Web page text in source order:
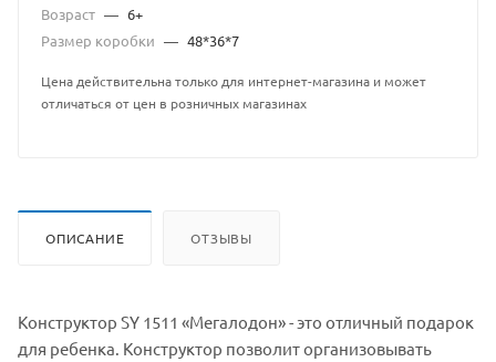
Возраст — 6+
Размер коробки — 48*36*7
Цена действительна только для интернет-магазина и может
отличаться от цен в розничных магазинах
ОПИСАНИЕ ОТЗЫВЫ
Конструктор SY 1511 «Мегалодон» - это отличный подарок
для ребенка. Конструктор позволит организовывать